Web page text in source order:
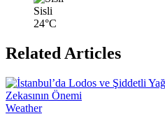
Sisli
24°C
Related Articles
Weather